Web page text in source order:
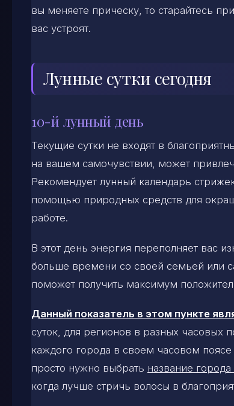
вы меняете прическу, то старайтесь
вас устроят.
Лунные сутки сегодня
10-й лунный день
Текущие сутки не входят в
на вашем самочувствии, может
Рекомендует лунный календарь
помощью природных средств для
работе.
В этот день энергия переполняет вас
больше времени со своей семьей или
поможет получить максимум
Данный показатель в этом пункте
суток, для регионов в разных часовых
каждого города в своем часовом
просто нужно выбрать название
когда лучше стричь волосы в